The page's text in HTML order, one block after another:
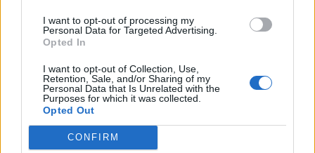
I want to opt-out of processing my
Personal Data for Targeted Advertising.
Opted In
I want to opt-out of Collection, Use,
Retention, Sale, and/or Sharing of my
Personal Data that Is Unrelated with the
Purposes for which it was collected.
Opted Out
CONFIRM
Τα ισχυρότερα και τα ασθενέστερα διαβατήρια στον
κόσμο το 2026
09:36
Γουδί: Χωρίς τις αισθήσεις της ανασύρθηκε 53χρονη από
ακάλυπτο πολυκατοικίας
Διορισμοί εκπαιδευτικών: Δεν καλύπτουν ούτε τις